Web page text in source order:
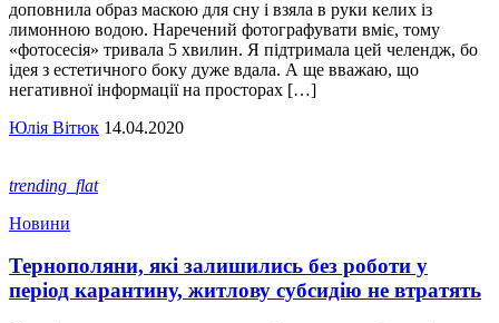
доповнила образ маскою для сну і взяла в руки келих із
лимонною водою. Наречений фотографувати вміє, тому
«фотосесія» тривала 5 хвилин. Я підтримала цей челендж, бо
ідея з естетичного боку дуже вдала. А ще вважаю, що
негативної інформації на просторах […]
Юлія Вітюк 14.04.2020
trending_flat
Новини
Тернополяни, які залишились без роботи у
період карантину, житлову субсидію не втратять